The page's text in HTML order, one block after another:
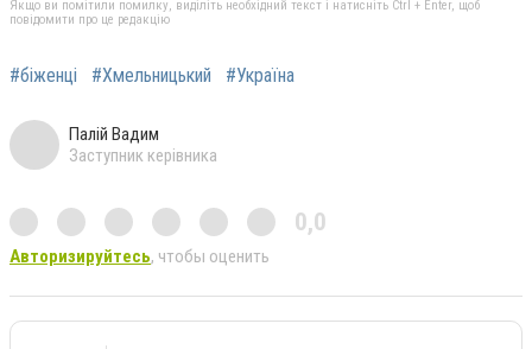
Якщо ви помітили помилку, виділіть необхідний текст і натисніть Ctrl + Enter, щоб
повідомити про це редакцію
#біженці #Хмельницький #Україна
Палій Вадим
Заступник керівника
0,0
Авторизируйтесь, чтобы оценить